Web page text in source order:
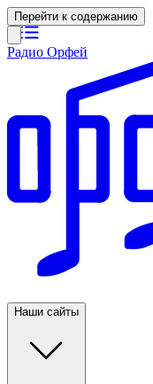
Перейти к содержанию
Радио Орфей
Наши сайты